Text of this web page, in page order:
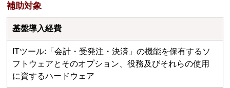
補助対象
基盤導⼊経費
ITツール:「会計・受発注・決済」の機能を保有するソ
フトウェアとそのオプション、役務及びそれらの使用
に資するハードウェア